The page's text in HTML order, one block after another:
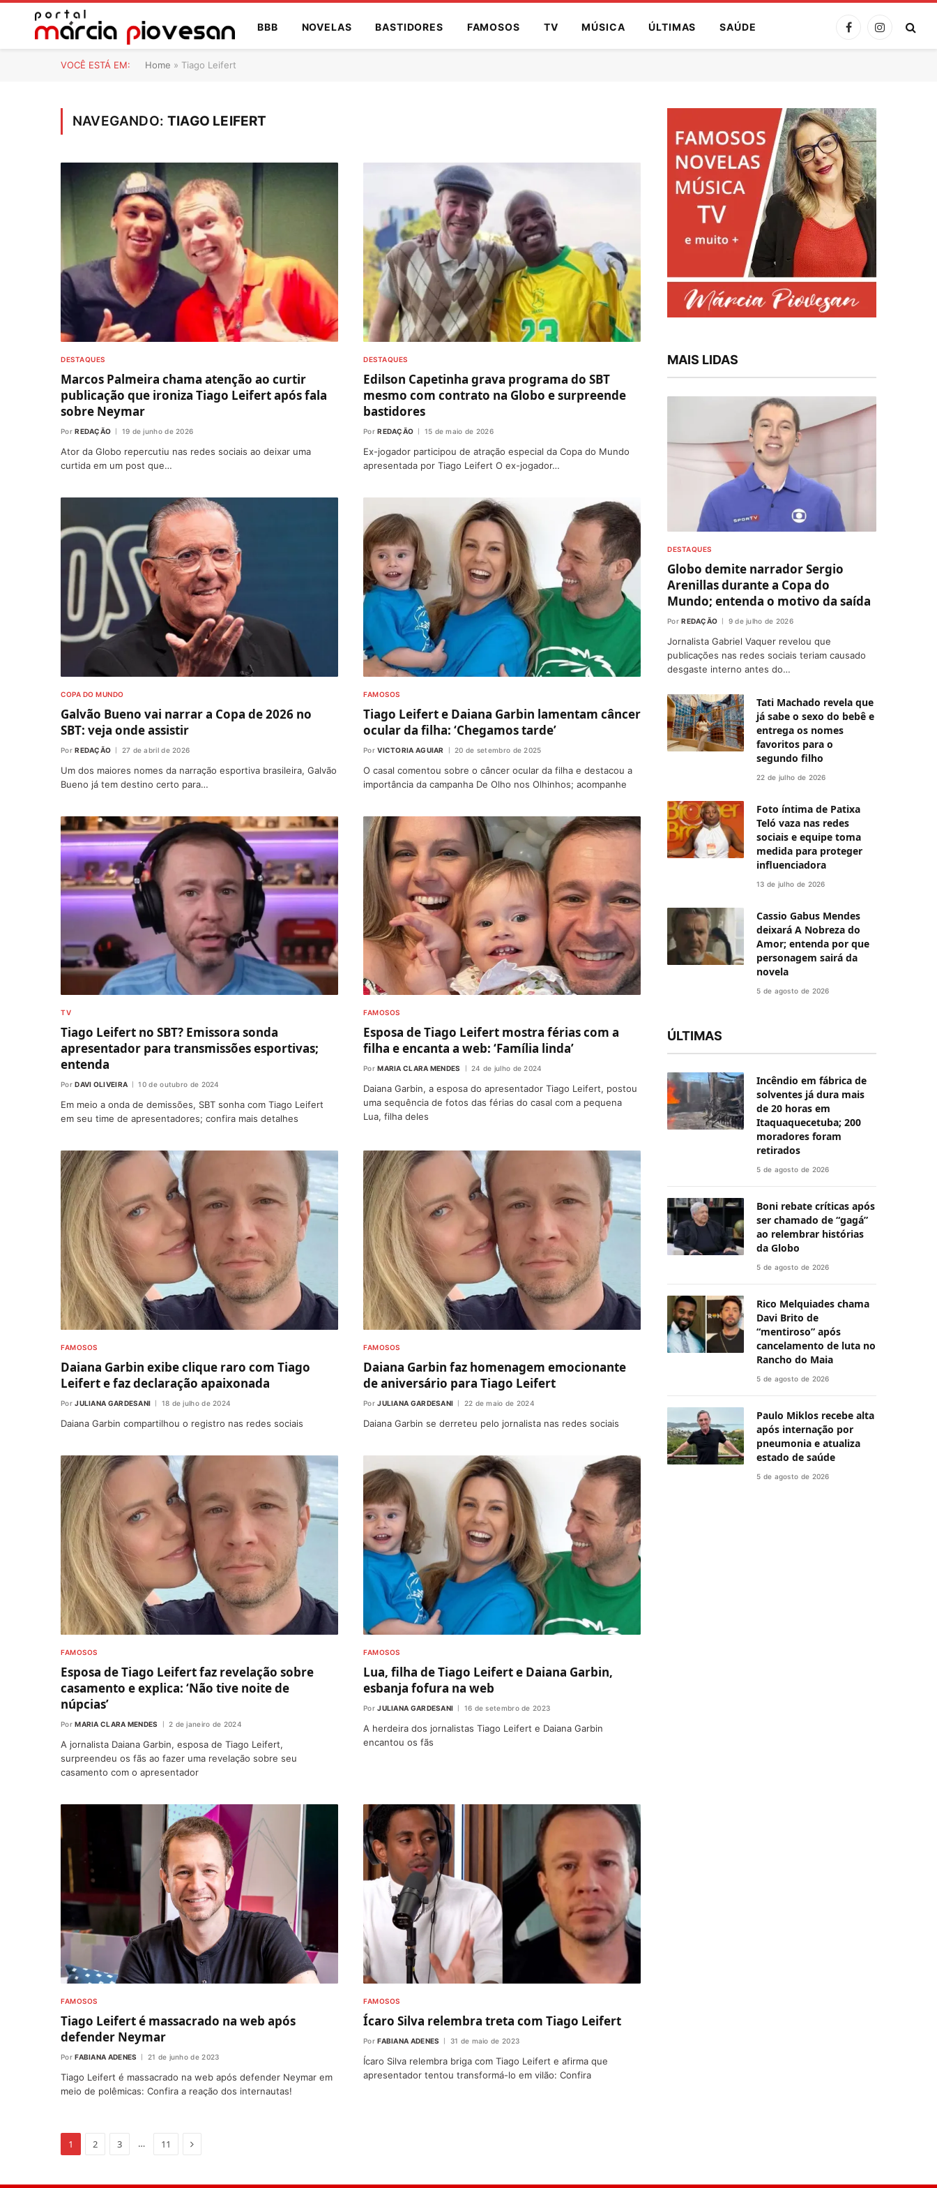
BBB NOVELAS BASTIDORES FAMOSOS TV MÚSICA ÚLTIMAS SAÚDE FacebookInstagram
VOCÊ ESTÁ EM: Home » Tiago Leifert
NAVEGANDO:TIAGO LEIFERT
DESTAQUES
Marcos Palmeira chama atenção ao curtir
publicação que ironiza Tiago Leifert após fala
sobre Neymar
Por REDAÇÃO 19 de junho de 2026
Ator da Globo repercutiu nas redes sociais ao deixar uma
curtida em um post que…
DESTAQUES
Edilson Capetinha grava programa do SBT
mesmo com contrato na Globo e surpreende
bastidores
Por REDAÇÃO 15 de maio de 2026
Ex-jogador participou de atração especial da Copa do Mundo
apresentada por Tiago Leifert O ex-jogador…
COPA DO MUNDO
Galvão Bueno vai narrar a Copa de 2026 no
SBT: veja onde assistir
Por REDAÇÃO 27 de abril de 2026
Um dos maiores nomes da narração esportiva brasileira, Galvão
Bueno já tem destino certo para…
FAMOSOS
Tiago Leifert e Daiana Garbin lamentam câncer
ocular da filha: ‘Chegamos tarde’
Por VICTORIA AGUIAR 20 de setembro de 2025
O casal comentou sobre o câncer ocular da filha e destacou a
importância da campanha De Olho nos Olhinhos; acompanhe
TV
Tiago Leifert no SBT? Emissora sonda
apresentador para transmissões esportivas;
entenda
Por DAVI OLIVEIRA 10 de outubro de 2024
Em meio a onda de demissões, SBT sonha com Tiago Leifert
em seu time de apresentadores; confira mais detalhes
FAMOSOS
Esposa de Tiago Leifert mostra férias com a
filha e encanta a web: ‘Família linda’
Por MARIA CLARA MENDES 24 de julho de 2024
Daiana Garbin, a esposa do apresentador Tiago Leifert, postou
uma sequência de fotos das férias do casal com a pequena
Lua, filha deles
FAMOSOS
Daiana Garbin exibe clique raro com Tiago
Leifert e faz declaração apaixonada
Por JULIANA GARDESANI 18 de julho de 2024
Daiana Garbin compartilhou o registro nas redes sociais
FAMOSOS
Daiana Garbin faz homenagem emocionante
de aniversário para Tiago Leifert
Por JULIANA GARDESANI 22 de maio de 2024
Daiana Garbin se derreteu pelo jornalista nas redes sociais
FAMOSOS
Esposa de Tiago Leifert faz revelação sobre
casamento e explica: ‘Não tive noite de
núpcias’
Por MARIA CLARA MENDES 2 de janeiro de 2024
A jornalista Daiana Garbin, esposa de Tiago Leifert,
surpreendeu os fãs ao fazer uma revelação sobre seu
casamento com o apresentador
FAMOSOS
Lua, filha de Tiago Leifert e Daiana Garbin,
esbanja fofura na web
Por JULIANA GARDESANI 16 de setembro de 2023
A herdeira dos jornalistas Tiago Leifert e Daiana Garbin
encantou os fãs
FAMOSOS
Tiago Leifert é massacrado na web após
defender Neymar
Por FABIANA ADENES 21 de junho de 2023
Tiago Leifert é massacrado na web após defender Neymar em
meio de polêmicas: Confira a reação dos internautas!
FAMOSOS
Ícaro Silva relembra treta com Tiago Leifert
Por FABIANA ADENES 31 de maio de 2023
Ícaro Silva relembra briga com Tiago Leifert e afirma que
apresentador tentou transformá-lo em vilão: Confira
1 2 3 … 11 Proximo
MAIS LIDAS
DESTAQUES
Globo demite narrador Sergio
Arenillas durante a Copa do
Mundo; entenda o motivo da saída
Por REDAÇÃO 9 de julho de 2026
Jornalista Gabriel Vaquer revelou que
publicações nas redes sociais teriam causado
desgaste interno antes do…
Tati Machado revela que
já sabe o sexo do bebê e
entrega os nomes
favoritos para o
segundo filho
22 de julho de 2026
Foto íntima de Patixa
Teló vaza nas redes
sociais e equipe toma
medida para proteger
influenciadora
13 de julho de 2026
Cassio Gabus Mendes
deixará A Nobreza do
Amor; entenda por que
personagem sairá da
novela
5 de agosto de 2026
ÚLTIMAS
Incêndio em fábrica de
solventes já dura mais
de 20 horas em
Itaquaquecetuba; 200
moradores foram
retirados
5 de agosto de 2026
Boni rebate críticas após
ser chamado de “gagá”
ao relembrar histórias
da Globo
5 de agosto de 2026
Rico Melquiades chama
Davi Brito de
“mentiroso” após
cancelamento de luta no
Rancho do Maia
5 de agosto de 2026
Paulo Miklos recebe alta
após internação por
pneumonia e atualiza
estado de saúde
5 de agosto de 2026